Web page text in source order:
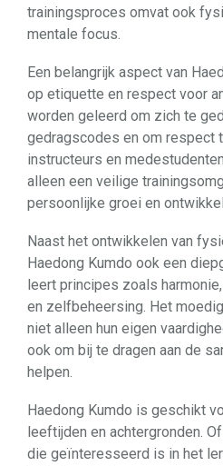
trainingsproces omvat ook
mentale focus.
Een belangrijk aspect van
op etiquette en respect voor
worden geleerd om zich te
gedragscodes en om respect
instructeurs en
alleen een veilige
persoonlijke groei en
Naast het ontwikkelen van
Haedong Kumdo ook een
leert principes zoals
en zelfbeheersing. Het
niet alleen hun eigen
ook om bij te dragen aan de
helpen.
Haedong Kumdo is geschikt
leeftijden en achtergronden.
die geïnteresseerd is in het